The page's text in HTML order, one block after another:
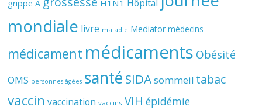
grippe A H1N1 Hôpital
mondiale livre maladie Mediator médecins
médicament médicaments Obésité
OMS personnes âgées santé SIDAsommeil tabac
vaccin vaccination vaccins VIH épidémie